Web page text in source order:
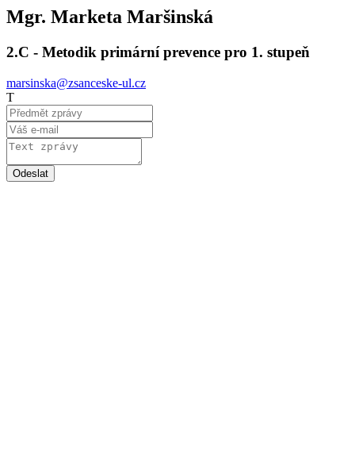
Mgr. Marketa Maršinská
2.C - Metodik primární prevence pro 1. stupeň
marsinska@zsanceske-ul.cz
T
Odeslat